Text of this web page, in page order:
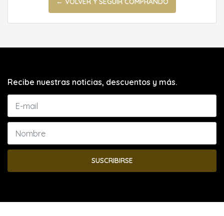
Recibe nuestras noticias, descuentos y más.
SUSCRIBIRSE